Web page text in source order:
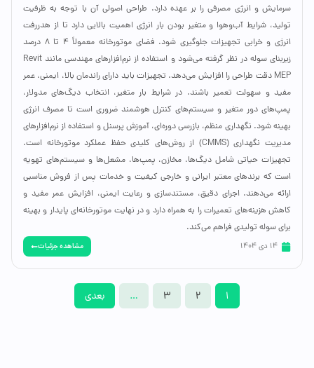
سرمایش و انرژی مصرفی را بر عهده دارد. طراحی اصولی آن با توجه به ظرفیت
تولید، شرایط آب‌وهوا و متغیر بودن بار انرژی اهمیت بالایی دارد تا از هدررفت
انرژی و خرابی تجهیزات جلوگیری شود. فضای موتورخانه معمولاً ۴ تا ۸ درصد
زیربنای سوله در نظر گرفته می‌شود و استفاده از نرم‌افزارهای مهندسی مانند Revit
MEP دقت طراحی را افزایش می‌دهد. تجهیزات باید دارای راندمان بالا، ایمنی، عمر
مفید و سهولت تعمیر باشند. در شرایط بار متغیر، انتخاب دیگ‌های مدولار،
پمپ‌های دور متغیر و سیستم‌های کنترل هوشمند ضروری است تا مصرف انرژی
بهینه شود. نگهداری منظم، بازرسی دوره‌ای، آموزش پرسنل و استفاده از نرم‌افزارهای
مدیریت نگهداری (CMMS) از روش‌های کلیدی حفظ عملکرد موتورخانه است.
تجهیزات حیاتی شامل دیگ‌ها، مخازن، پمپ‌ها، مشعل‌ها و سیستم‌های تهویه
است که برندهای معتبر ایرانی و خارجی کیفیت و خدمات پس از فروش مناسبی
ارائه می‌دهند. اجرای دقیق، مستندسازی و رعایت ایمنی، افزایش عمر مفید و
کاهش هزینه‌های تعمیرات را به همراه دارد و در نهایت موتورخانه‌ای پایدار و بهینه
برای سوله تولیدی فراهم می‌کند.
14 دی 1404 مشاهده جزئیات
1
2
3
… بعدی